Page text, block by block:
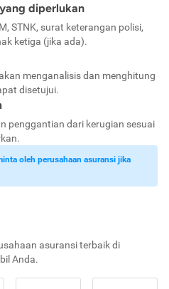
diperlukan
STNK, surat keterangan polisi,
ketiga (jika ada).
menganalisis dan menghitung
disetujui.
penggantian dari kerugian sesuai
oleh perusahaan asuransi jika
asuransi terbaik di
Anda.